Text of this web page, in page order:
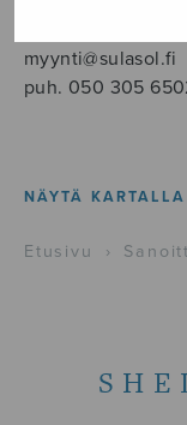
myynti@sulasol.fi
puh. 050 305
NÄYTÄ KARTALLA
Etusivu ›